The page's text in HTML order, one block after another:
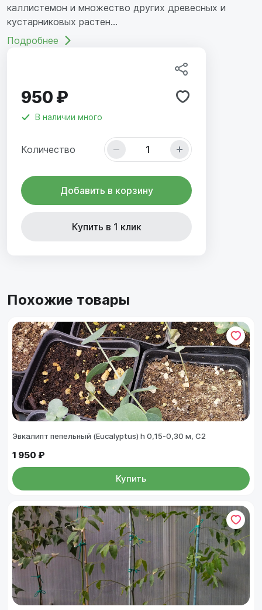
каллистемон и множество других древесных и
кустарниковых растен...
Подробнее
950 ₽
В наличии много
Количество
Добавить в корзину
Купить в 1 клик
Похожие товары
Эвкалипт пепельный (Eucalyptus) h 0,15-0,30 м, С2
1 950 ₽
Купить